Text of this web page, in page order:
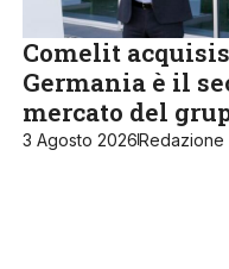
Comelit
Germania è il
mercato del
3 Agosto 2026Redazione